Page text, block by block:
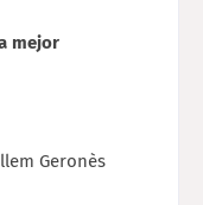
mejor
Geronès